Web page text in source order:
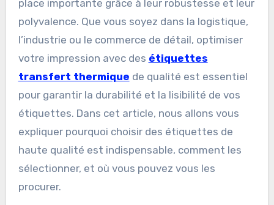
place importante grâce à leur robustesse et leur
polyvalence. Que vous soyez dans la logistique,
l’industrie ou le commerce de détail, optimiser
votre impression avec des étiquettes
transfert thermique de qualité est essentiel
pour garantir la durabilité et la lisibilité de vos
étiquettes. Dans cet article, nous allons vous
expliquer pourquoi choisir des étiquettes de
haute qualité est indispensable, comment les
sélectionner, et où vous pouvez vous les
procurer.